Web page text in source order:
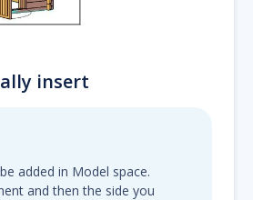
insert
added in Model space.
and then the side you